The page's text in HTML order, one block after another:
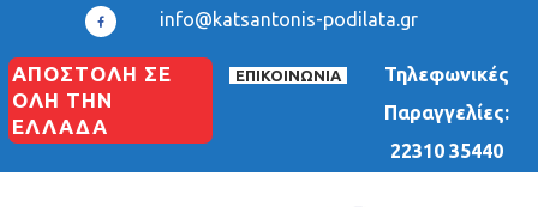
info@katsantonis-podilata.gr
ΑΠΟΣΤΟΛΗ ΣΕ
ΟΛΗ ΤΗΝ
ΕΛΛΑΔΑ
ΕΠΙΚΟΙΝΩΝΙΑ
Τηλεφωνικές
Παραγγελίες:
22310 35440